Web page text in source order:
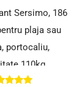
Sersimo, 186
plaja sau
portocaliu,
110kg